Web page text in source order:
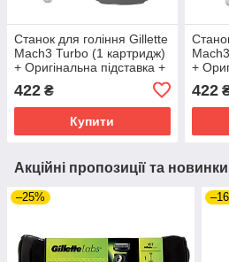
Станок для гоління Gillette
Mach3 Turbo (1 картридж)
+ Оригінальна підставка +
Wilkinson Sword 125 г
422 ₴
Купити
+
для
422
Акційні пропозиції та новинки
–25%